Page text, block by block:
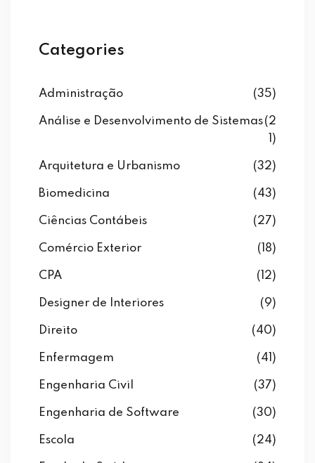
Categories
Administração (35)
Análise e Desenvolvimento de Sistemas(2
1)
Arquitetura e Urbanismo (32)
Biomedicina (43)
Ciências Contábeis (27)
Comércio Exterior (18)
CPA (12)
Designer de Interiores (9)
Direito (40)
Enfermagem (41)
Engenharia Civil (37)
Engenharia de Software (30)
Escola (24)